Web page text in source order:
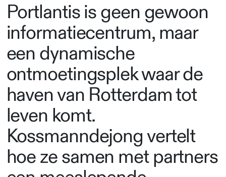
Portlantis is geen gewoon
informatiecentrum, maar
een dynamische
ontmoetingsplek waar de
haven van Rotterdam tot
leven komt.
Kossmanndejong vertelt
hoe ze samen met partners